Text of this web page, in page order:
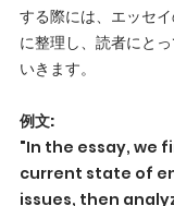
する際には、エッセ
に整理し、読者にと
いきます。
例文:
"In the essay, we
current state of
issues, then